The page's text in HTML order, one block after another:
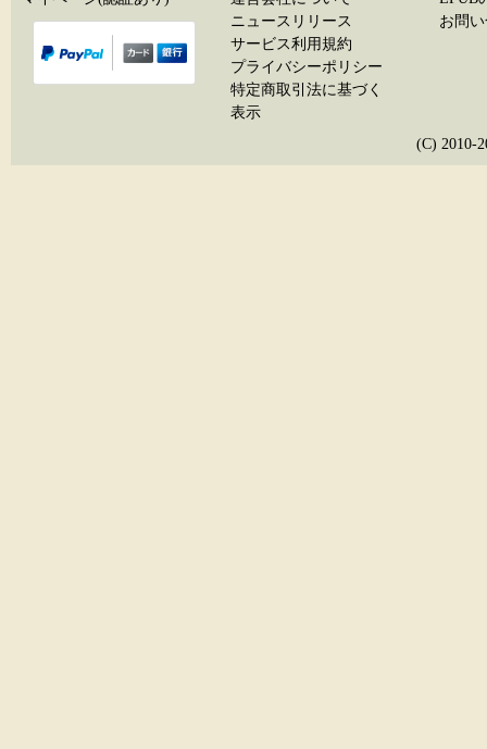
ニュースリリース
サービス利用規約
プライバシーポリシー
特定商取引法に基づく
表示
お問
(C) 2010-